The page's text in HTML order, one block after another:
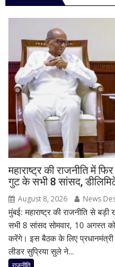
महाराष्ट्र की राजनीति में
गुट के सभी 8 सांसद,
August 8, 2026 News
मुंबई: महाराष्ट्र की राजनीति से
सभी 8 सांसद सोमवार, 10 अगस्त को
करेंगे। इस बैठक के लिए प्रधानमंत्री
लीडर सुप्रिया सुले ने...
राजनीति